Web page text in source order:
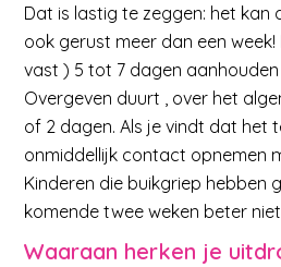
Dat is lastig te zeggen: het kan
ook gerust meer dan een
vast ) 5 tot 7 dagen aanhouden
Overgeven duurt , over het
of 2 dagen. Als je vindt dat het
onmiddellijk contact opnemen
Kinderen die buikgriep hebben
komende twee weken beter
Waaraan herken je